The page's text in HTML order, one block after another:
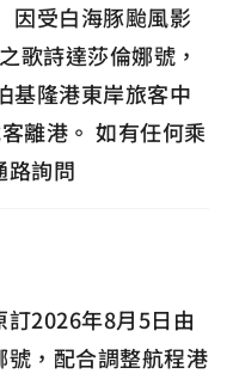
因受白海豚颱風影
歌詩達莎倫娜號，
基隆港東岸旅客中
離港。 如有任何乘
路詢問
2026年8月5日由
，配合調整航程港